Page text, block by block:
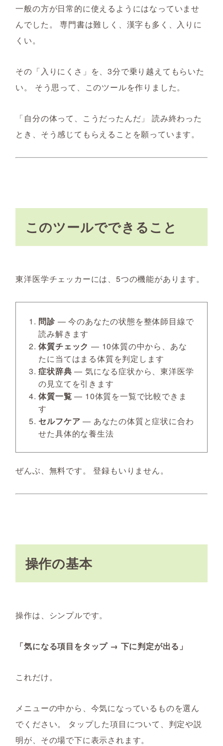
一般の方が日常的に使えるようにはなっていませ
んでした。 専門書は難しく、漢字も多く、入りに
くい。
その「入りにくさ」を、3分で乗り越えてもらいた
い。 そう思って、このツールを作りました。
「自分の体って、こうだったんだ」 読み終わった
とき、そう感じてもらえることを願っています。
このツールでできること
東洋医学チェッカーには、5つの機能があります。
問診 — 今のあなたの状態を整体師目線で
読み解きます
体質チェック — 10体質の中から、あな
たに当てはまる体質を判定します
症状辞典 — 気になる症状から、東洋医学
の見立てを引きます
体質一覧 — 10体質を一覧で比較できま
す
セルフケア — あなたの体質と症状に合わ
せた具体的な養生法
ぜんぶ、無料です。 登録もいりません。
操作の基本
操作は、シンプルです。
「気になる項目をタップ → 下に判定が出る」
これだけ。
メニューの中から、今気になっているものを選ん
でください。 タップした項目について、判定や説
明が、その場で下に表示されます。